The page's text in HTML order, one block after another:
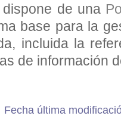
de una
base para la
incluida la
de información
Fecha última